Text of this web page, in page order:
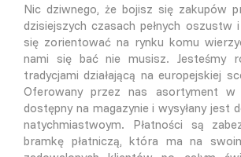
Nic dziwnego, że bojisz się zakupów
dzisiejszych czasach pełnych oszustw
się zorientować na rynku komu
nami się bać nie musisz. Jesteśmy
tradycjami działającą na europejskiej
Oferowany przez nas asortyment w
dostępny na magazynie i wysyłany jest
natychmiastwoym. Płatności są
bramkę płatniczą, która ma na